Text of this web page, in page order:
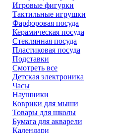
Игровые фигурки
Тактильные игрушки
Фарфоровая посуда
Керамическая посуда
Стеклянная посуда
Пластиковая посуда
Подставки
Смотреть все
Детская электроника
Часы
Наушники
Коврики для мыши
Товары для школы
Бумага для акварели
Календари